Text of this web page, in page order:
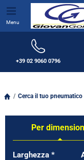
Menu
+39 02 9060 0796
Cerca il tuo pneumatico
Per
Tab updated: Per
Larghezza *